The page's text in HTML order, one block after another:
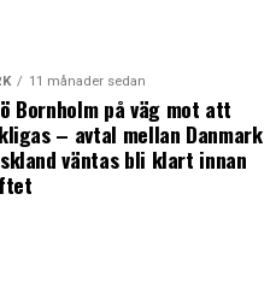
11 månader sedan
Bornholm på väg mot att
– avtal mellan Danmark
väntas bli klart innan